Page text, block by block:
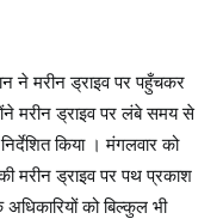
ने मरीन ड्राइव पर पहुँचकर
मरीन ड्राइव पर लंबे समय से
किया । मंगलवार को
मरीन ड्राइव पर पथ प्रकाश
को बिल्कुल भी